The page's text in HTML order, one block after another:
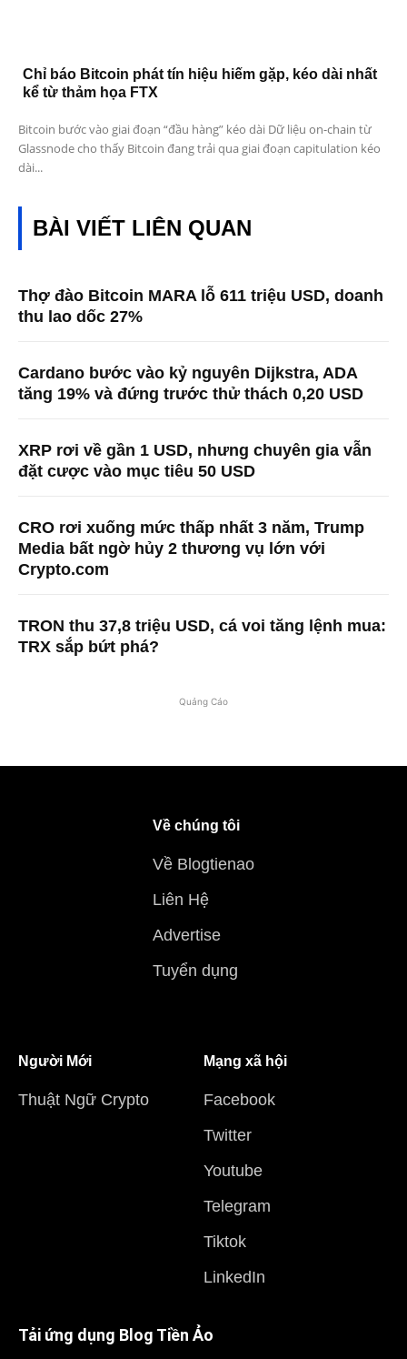
Chỉ báo Bitcoin phát tín hiệu hiếm gặp, kéo dài nhất
kể từ thảm họa FTX
Bitcoin bước vào giai đoạn “đầu hàng” kéo dài Dữ liệu on-chain từ
Glassnode cho thấy Bitcoin đang trải qua giai đoạn capitulation kéo
dài...
BÀI VIẾT LIÊN QUAN
Thợ đào Bitcoin MARA lỗ 611 triệu USD, doanh
thu lao dốc 27%
Cardano bước vào kỷ nguyên Dijkstra, ADA
tăng 19% và đứng trước thử thách 0,20 USD
XRP rơi về gần 1 USD, nhưng chuyên gia vẫn
đặt cược vào mục tiêu 50 USD
CRO rơi xuống mức thấp nhất 3 năm, Trump
Media bất ngờ hủy 2 thương vụ lớn với
Crypto.com
TRON thu 37,8 triệu USD, cá voi tăng lệnh mua:
TRX sắp bứt phá?
Quảng Cáo
Về chúng tôi
Về Blogtienao
Liên Hệ
Advertise
Tuyển dụng
Người Mới
Thuật Ngữ Crypto
Mạng xã hội
Facebook
Twitter
Youtube
Telegram
Tiktok
LinkedIn
Tải ứng dụng Blog Tiền Ảo